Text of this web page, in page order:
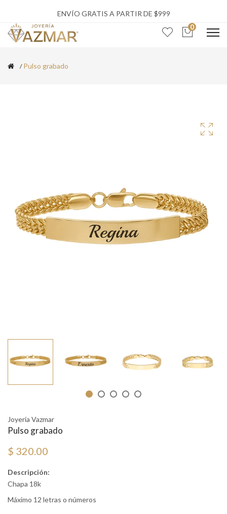
ENVÍO GRATIS A PARTIR DE $999
0
Pulso grabado
Joyería Vazmar
Pulso grabado
$ 320.00
Descripción:
Chapa 18k
Máximo 12 letras o números